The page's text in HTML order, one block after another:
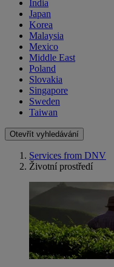
India
Japan
Korea
Malaysia
Mexico
Middle East
Poland
Slovakia
Singapore
Sweden
Taiwan
Otevřít vyhledávání
Services from DNV
Životní prostředí